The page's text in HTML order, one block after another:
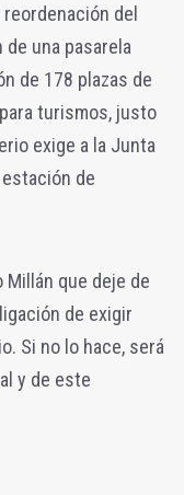
del
una pasarela
de 178 plazas de
turismos, justo
exige a la Junta
de
que deje de
de exigir
Si no lo hace, será
y de este